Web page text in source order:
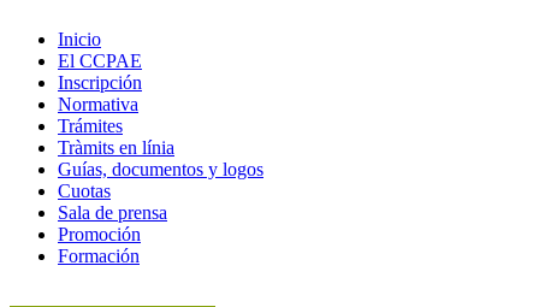
Inicio
El CCPAE
Inscripción
Normativa
Trámites
Tràmits en línia
Guías, documentos y logos
Cuotas
Sala de prensa
Promoción
Formación